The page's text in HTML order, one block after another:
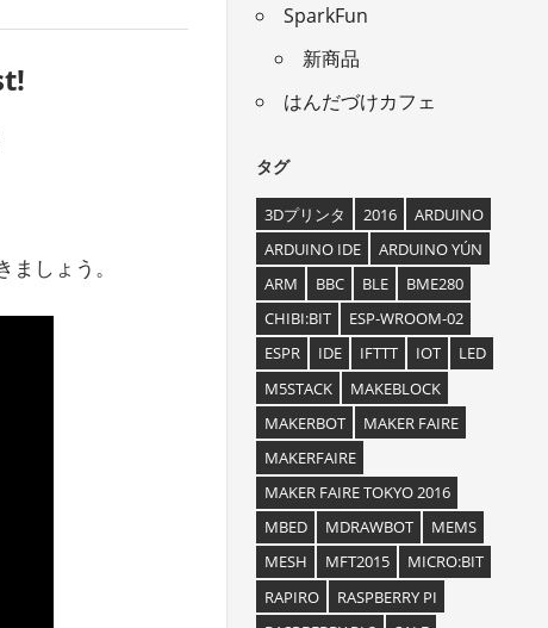
しょう。
SparkFun
新商品
はんだづけカフェ
タグ
3Dプリンタ 2016
ARDUINO
ARDUINO IDE
ARDUINO YÚN
ARM
BBC BLE
BME280
CHIBI:BIT
ESP-WROOM-02
ESPR
IDE IFTTT IOT
LED
M5STACK
MAKEBLOCK
MAKERBOT
MAKER FAIRE
MAKERFAIRE
MAKER FAIRE TOKYO 2016
MBED
MDRAWBOT
MEMS
MESH
MFT2015
MICRO:BIT
RAPIRO
RASPBERRY PI